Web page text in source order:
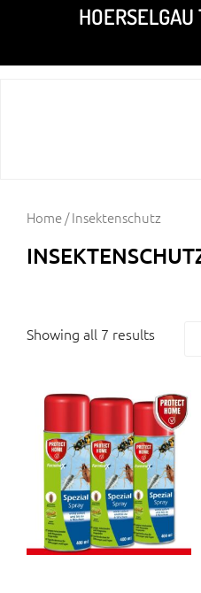
springen
HOERSELGAU
Home/ Insektenschutz
Showing all 7 results